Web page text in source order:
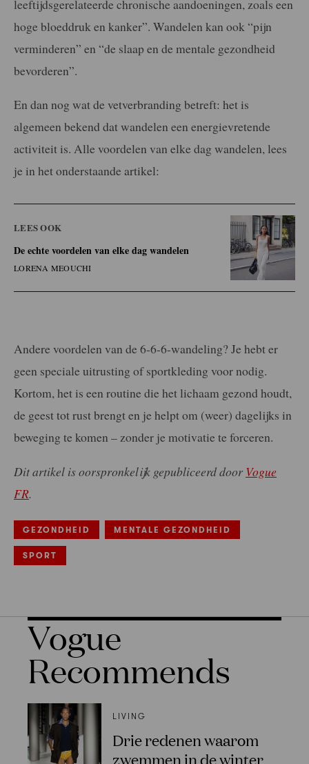
leeftijdsgerelateerde chronische aandoeningen, zoals een
hoge bloeddruk en kanker”. Wandelen kan ook “pijn
verminderen” en “de slaap en de mentale gezondheid
bevorderen”.
En dan nog wat de vetverbranding betreft: het is
algemeen bekend dat wandelen een energievretende
activiteit is. Alle voordelen van elke dag wandelen, lees
je in het onderstaande artikel:
LEES OOK
De echte voordelen van elke dag wandelen
LORENA MEOUCHI
Andere voordelen van de 6-6-6-wandeling? Je hebt er
geen speciale uitrusting of sportkleding voor nodig.
Kortom, het is een routine die het lichaam gezond houdt,
de geest tot rust brengt en je helpt om (weer) dagelijks in
beweging te komen – zonder je motivatie te forceren.
Dit artikel is oorspronkelijk gepubliceerd door Vogue
FR.
GEZONDHEID MENTALE GEZONDHEID
SPORT
Vogue
Recommends
LIVING
Drie redenen waarom
zwemmen in de winter